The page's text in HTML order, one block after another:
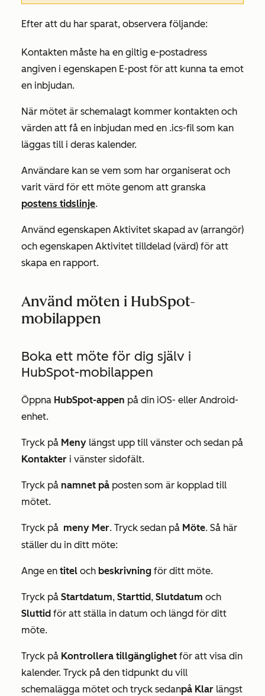
Efter att du har sparat, observera följande:
Kontakten måste ha en giltig e-postadress
angiven i egenskapen E-post för att kunna ta emot
en inbjudan.
När mötet är schemalagt kommer kontakten och
värden att få en inbjudan med en .ics-fil som kan
läggas till i deras kalender.
Användare kan se vem som har organiserat och
varit värd för ett möte genom att granska
postens tidslinje.
Använd egenskapen Aktivitet skapad av (arrangör)
och egenskapen Aktivitet tilldelad (värd) för att
skapa en rapport.
Använd möten i HubSpot-
mobilappen
Boka ett möte för dig själv i
HubSpot-mobilappen
Öppna HubSpot-appen på din iOS- eller Android-
enhet.
Tryck på Meny längst upp till vänster och sedan på
Kontakter i vänster sidofält.
Tryck på namnet på posten som är kopplad till
mötet.
Tryck på meny Mer. Tryck sedan på Möte. Så här
ställer du in ditt möte:
Ange en titel och beskrivning för ditt möte.
Tryck på Startdatum, Starttid, Slutdatum och
Sluttid för att ställa in datum och längd för ditt
möte.
Tryck på Kontrollera tillgänglighet för att visa din
kalender. Tryck på den tidpunkt du vill
schemalägga mötet och tryck sedanpå Klar längst